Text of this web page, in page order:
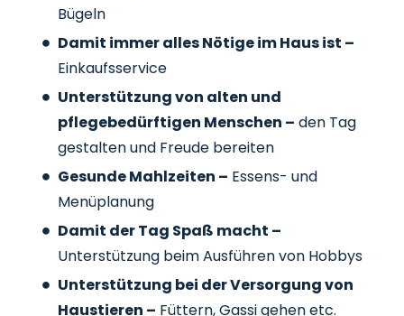
Bügeln
Damit immer alles Nötige im Haus ist –
Einkaufsservice
Unterstützung von alten und
pflegebedürftigen Menschen – den Tag
gestalten und Freude bereiten
Gesunde Mahlzeiten – Essens- und
Menüplanung
Damit der Tag Spaß macht –
Unterstützung beim Ausführen von Hobbys
Unterstützung bei der Versorgung von
Haustieren – Füttern, Gassi gehen etc.